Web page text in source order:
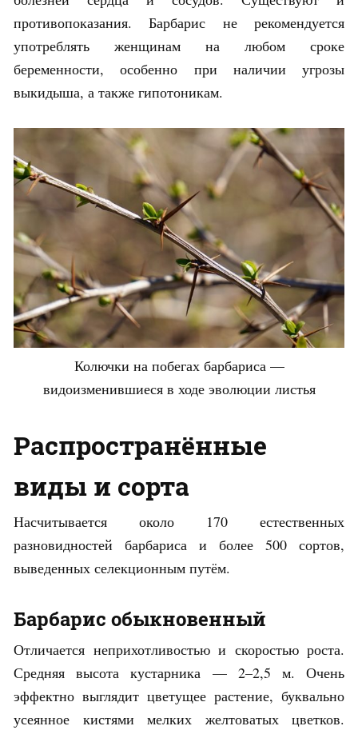
противопоказания. Барбарис не рекомендуется
употреблять женщинам на любом сроке
беременности, особенно при наличии угрозы
выкидыша, а также гипотоникам.
Колючки на побегах барбариса —
видоизменившиеся в ходе эволюции листья
Распространённые
виды и сорта
Насчитывается около 170 естественных
разновидностей барбариса и более 500 сортов,
выведенных селекционным путём.
Барбарис обыкновенный
Отличается неприхотливостью и скоростью роста.
Средняя высота кустарника — 2–2,5 м. Очень
эффектно выглядит цветущее растение, буквально
усеянное кистями мелких желтоватых цветков.